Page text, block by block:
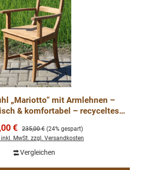
„Mariotto“ mit Armlehnen –
& komfortabel – recyceltes
€ Regulärer Preis:
235,00 € (24% gespart)
inkl. MwSt. zzgl. Versandkosten
Vergleichen